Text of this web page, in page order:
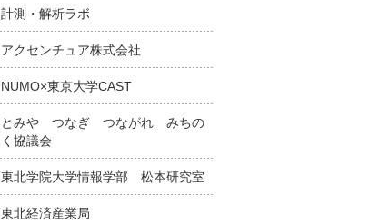
計測・解析ラボ
アクセンチュア株式会社
NUMO×東京大学CAST
とみや つなぎ つながれ みちの
く協議会
東北学院大学情報学部 松本研究室
東北経済産業局